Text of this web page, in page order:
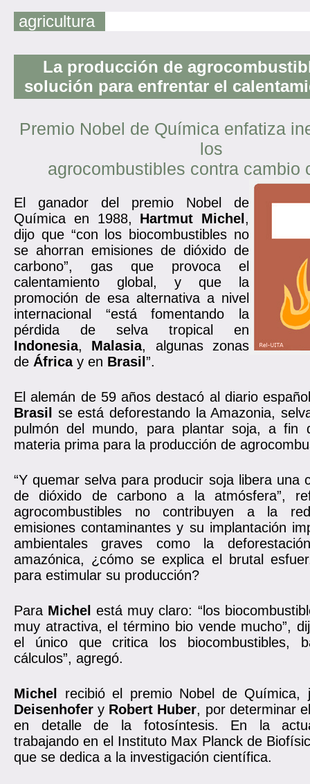
agricultura
La producción de
solución para enfrentar el
Premio Nobel de Química enfatiza
los
agrocombustibles contra cambio
El ganador del premio Nobel de
Química en 1988, Hartmut Michel ,
dijo que “con los biocombustibles no
se ahorran emisiones de dióxido de
carbono”, gas que provoca el
calentamiento global, y que la
promoción de esa alternativa a nivel
internacional “está fomentando la
pérdida de selva tropical en
Indonesia, Malasia, algunas zonas
de Áfricay en Brasil ”.
El alemán de 59 años destacó al diario
Brasil
se está deforestando la Amazonia,
pulmón del mundo, para plantar soja, a fin
materia prima para la producción de
“Y quemar selva para producir soja libera una
de dióxido de carbono a la atmósfera”,
agrocombustibles no contribuyen a la
emisiones contaminantes y su implantación
ambientales graves como la
amazónica, ¿cómo se explica el brutal
para estimular su producción?
Para Michel está muy claro: “los
muy atractiva, el término bio vende mucho”,
el único que critica los biocombustibles,
cálculos”, agregó.
Michel
recibió el premio Nobel de
Deisenhofer y Robert Huber, por determinar
en detalle de la fotosíntesis. En la
trabajando en el Instituto Max Planck de
que se dedica a la investigación científica.